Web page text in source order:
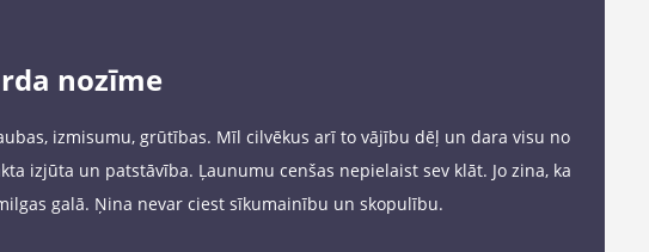
nozīme
izmisumu, grūtības. Mīl cilvēkus arī to vājību dēļ un dara visu no
izjūta un patstāvība. Ļaunumu cenšas nepielaist sev klāt. Jo zina, ka
galā. Ņina nevar ciest sīkumainību un skopulību.